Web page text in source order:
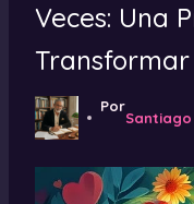
Veces: Una
Transformar
Por